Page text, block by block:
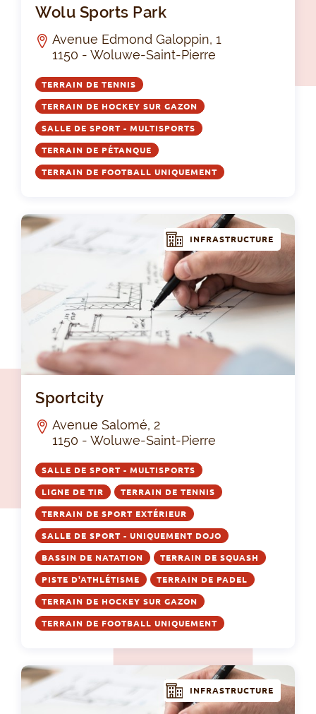
Wolu Sports Park
Avenue Edmond Galoppin, 1
1150 - Woluwe-Saint-Pierre
TERRAIN DE TENNIS
TERRAIN DE HOCKEY SUR GAZON
SALLE DE SPORT - MULTISPORTS
TERRAIN DE PÉTANQUE
TERRAIN DE FOOTBALL UNIQUEMENT
INFRASTRUCTURE
Sportcity
Avenue Salomé, 2
1150 - Woluwe-Saint-Pierre
SALLE DE SPORT - MULTISPORTS
LIGNE DE TIR TERRAIN DE TENNIS
TERRAIN DE SPORT EXTÉRIEUR
SALLE DE SPORT - UNIQUEMENT DOJO
BASSIN DE NATATION TERRAIN DE SQUASH
PISTE D'ATHLÉTISME TERRAIN DE PADEL
TERRAIN DE HOCKEY SUR GAZON
TERRAIN DE FOOTBALL UNIQUEMENT
INFRASTRUCTURE